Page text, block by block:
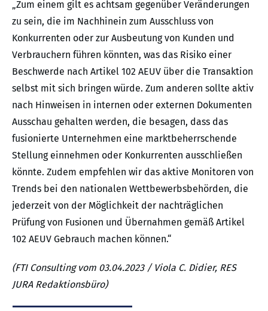
„Zum einem gilt es achtsam gegenüber Veränderungen
zu sein, die im Nachhinein zum Ausschluss von
Konkurrenten oder zur Ausbeutung von Kunden und
Verbrauchern führen könnten, was das Risiko einer
Beschwerde nach Artikel 102 AEUV über die Transaktion
selbst mit sich bringen würde. Zum anderen sollte aktiv
nach Hinweisen in internen oder externen Dokumenten
Ausschau gehalten werden, die besagen, dass das
fusionierte Unternehmen eine marktbeherrschende
Stellung einnehmen oder Konkurrenten ausschließen
könnte. Zudem empfehlen wir das aktive Monitoren von
Trends bei den nationalen Wettbewerbsbehörden, die
jederzeit von der Möglichkeit der nachträglichen
Prüfung von Fusionen und Übernahmen gemäß Artikel
102 AEUV Gebrauch machen können.“
(FTI Consulting vom 03.04.2023 / Viola C. Didier, RES
JURA Redaktionsbüro)